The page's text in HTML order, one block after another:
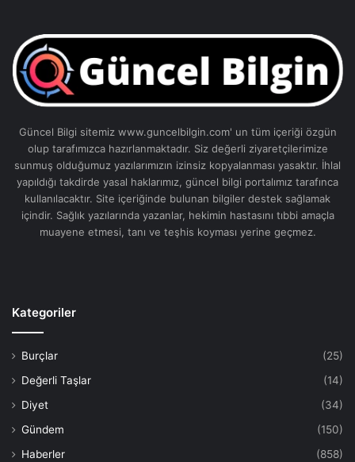
Güncel Bilgi sitemiz www.guncelbilgin.com' un tüm içeriği özgün
olup tarafımızca hazırlanmaktadır. Siz değerli ziyaretçilerimize
sunmuş olduğumuz yazılarımızın izinsiz kopyalanması yasaktır. İhlal
yapıldığı takdirde yasal haklarımız, güncel bilgi portalımız tarafınca
kullanılacaktır. Site içeriğinde bulunan bilgiler destek sağlamak
içindir. Sağlık yazılarında yazanlar, hekimin hastasını tıbbi amaçla
muayene etmesi, tanı ve teşhis koyması yerine geçmez.
Kategoriler
Burçlar
(25)
Değerli Taşlar
(14)
Diyet
(34)
Gündem
(150)
Haberler
(858)